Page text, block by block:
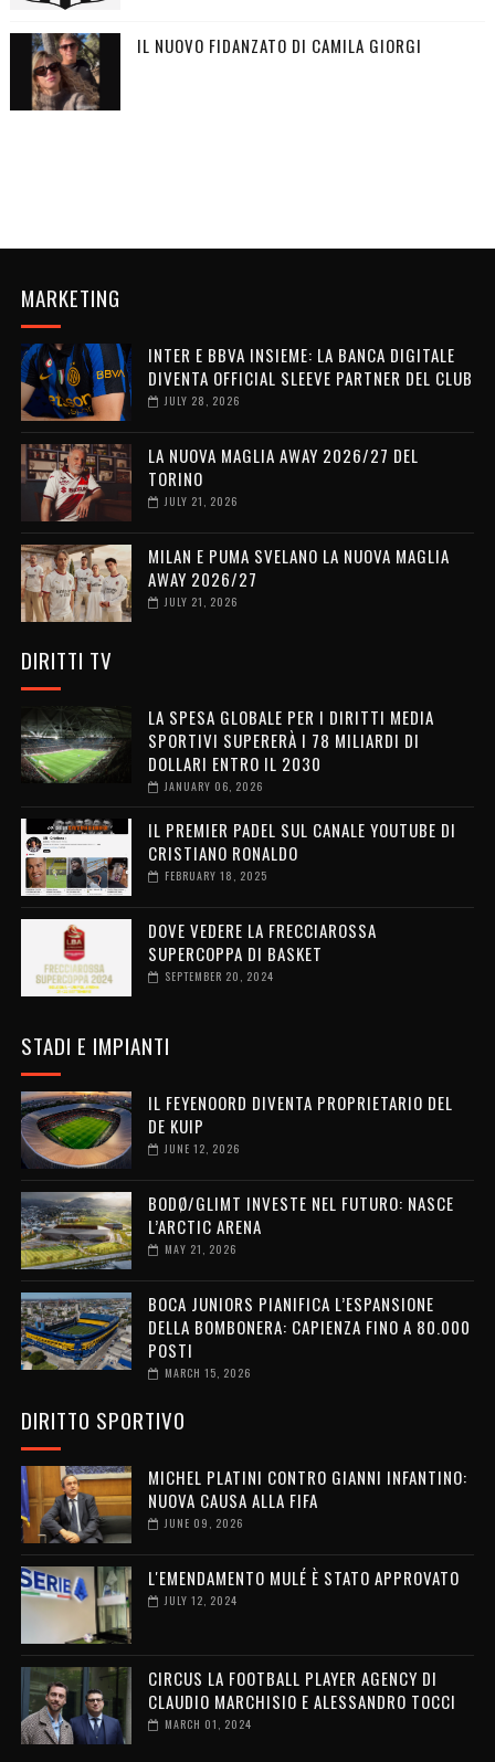
IL NUOVO FIDANZATO DI CAMILA GIORGI
MARKETING
INTER E BBVA INSIEME: LA BANCA DIGITALE
DIVENTA OFFICIAL SLEEVE PARTNER DEL CLUB
JULY 28, 2026
LA NUOVA MAGLIA AWAY 2026/27 DEL
TORINO
JULY 21, 2026
MILAN E PUMA SVELANO LA NUOVA MAGLIA
AWAY 2026/27
JULY 21, 2026
DIRITTI TV
LA SPESA GLOBALE PER I DIRITTI MEDIA
SPORTIVI SUPERERÀ I 78 MILIARDI DI
DOLLARI ENTRO IL 2030
JANUARY 06, 2026
IL PREMIER PADEL SUL CANALE YOUTUBE DI
CRISTIANO RONALDO
FEBRUARY 18, 2025
DOVE VEDERE LA FRECCIAROSSA
SUPERCOPPA DI BASKET
SEPTEMBER 20, 2024
STADI E IMPIANTI
IL FEYENOORD DIVENTA PROPRIETARIO DEL
DE KUIP
JUNE 12, 2026
BODØ/GLIMT INVESTE NEL FUTURO: NASCE
L’ARCTIC ARENA
MAY 21, 2026
BOCA JUNIORS PIANIFICA L’ESPANSIONE
DELLA BOMBONERA: CAPIENZA FINO A 80.000
POSTI
MARCH 15, 2026
DIRITTO SPORTIVO
MICHEL PLATINI CONTRO GIANNI INFANTINO:
NUOVA CAUSA ALLA FIFA
JUNE 09, 2026
L'EMENDAMENTO MULÉ È STATO APPROVATO
JULY 12, 2024
CIRCUS LA FOOTBALL PLAYER AGENCY DI
CLAUDIO MARCHISIO E ALESSANDRO TOCCI
MARCH 01, 2024